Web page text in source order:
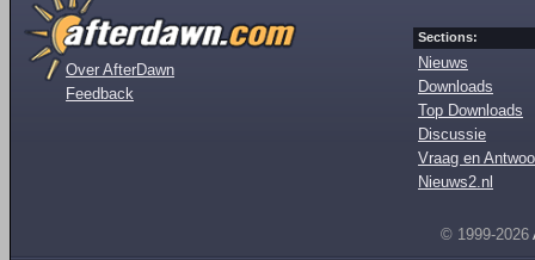
Over AfterDawn
Feedback
Sections:
Nieuws
Downloads
Top Downloads
Discussie
Vraag en
Nieuws2.nl
© 1999-2026